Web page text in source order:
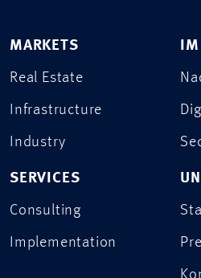
MARKETS
Real Estate
Infrastructure
Industry
SERVICES
Consulting
Implementation
IM